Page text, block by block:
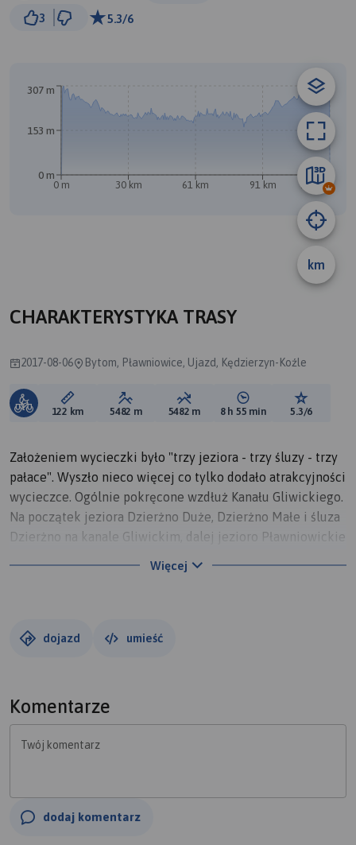
3 5.3/6
BA
km
0 m 30 km 61 km 91 km 122 km
0 m
153 m
307 m
CHARAKTERYSTYKA TRASY
2017-08-06 Bytom, Pławniowice, Ujazd, Kędzierzyn-Koźle
Długość trasy:
122 km Suma przewyższeń:
5482 m Suma spadków:
5482 m Średni czas potrzebny
8 h 55 min Ocena
5.3/6
Założeniem wycieczki było "trzy jeziora - trzy śluzy - trzy
pałace". Wyszło nieco więcej co tylko dodało atrakcyjności
wycieczce. Ogólnie pokręcone wzdłuż Kanału Gliwickiego.
Na początek jeziora Dzierżno Duże, Dzierżno Małe i śluza
Dzierżno na kanale Gliwickim, dalej jezioro Pławniowickie
następną śluzę. Z Rudzińca do Ujazdu na "niby" odnowiony
końca rozumiem też co autor miał na myśli z tym
wyskokowych, odgłosy libacji w piwnicach zamku (nomen
wejścia mają miejscowi ;) . Świadczy to o tym, że
poszły/pójdą na marne. Z Ujazdu ruszam do Sławięcic na
ostatnią zaplanowaną na dzisiaj śluzę i dalej do pałacyku -
Więcej
dojazd umieść
Komentarze
Twój komentarz
dodaj komentarz